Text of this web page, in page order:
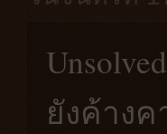
ยังค้างค